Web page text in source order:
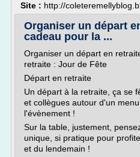
Site : http://
Organiser un départ
cadeau pour la ...
Organiser un départ en
retraite : Jour de Fête
Départ en retraite
Un départ à la retraite, ça se
et collègues autour d'un
l'évènement !
Sur la table, justement,
unique, si pratique pour
et du lendemain !